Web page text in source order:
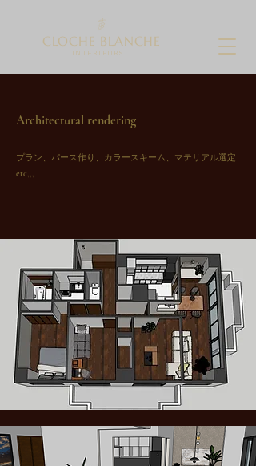
CLOCHE BLANCHE
I N T E R I E U R S
Architectural rendering
プラン、パース作り、カラースキーム、マテリアル選定
etc,,,